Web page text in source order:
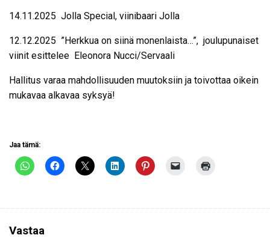
14.11.2025 Jolla Special, viinibaari Jolla
12.12.2025 ”Herkkua on siinä monenlaista…”, joulupunaiset
viinit esittelee Eleonora Nucci/Servaali
Hallitus varaa mahdollisuuden muutoksiin ja toivottaa oikein
mukavaa alkavaa syksyä!
Jaa tämä:
Vastaa